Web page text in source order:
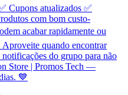
Cupons atualizados ✅
com bom custo-
acabar rapidamente ou
Aproveite quando encontrar
do grupo para não
Store | Promos Tech —
💙